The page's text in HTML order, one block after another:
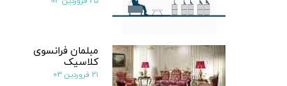
مبلمان فرانسوی
کلاسیک
۲۱ فروردین ۰۳